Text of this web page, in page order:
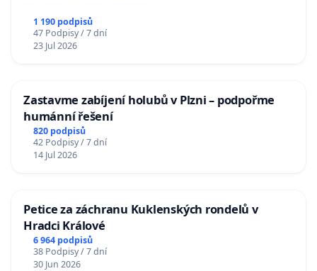
1 190 podpisů
47 Podpisy / 7 dní
23 Jul 2026
Zastavme zabíjení holubů v Plzni – podpořme
humánní řešení
820 podpisů
42 Podpisy / 7 dní
14 Jul 2026
Petice za záchranu Kuklenských rondelů v
Hradci Králové
6 964 podpisů
38 Podpisy / 7 dní
30 Jun 2026